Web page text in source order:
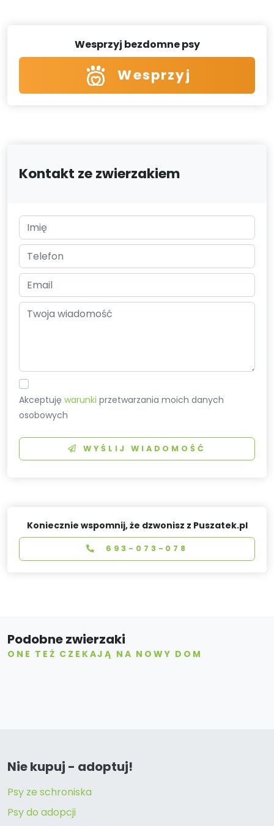
Wesprzyj bezdomne psy
Wesprzyj
Kontakt ze zwierzakiem
Akceptujęwarunki przetwarzania moich danych
osobowych
WYŚLIJ WIADOMOŚĆ
Koniecznie wspomnij, że dzwonisz z Puszatek.pl
693-073-078
Podobne zwierzaki
ONE TEŻ CZEKAJĄ NA NOWY DOM
Nie kupuj - adoptuj!
Psy ze schroniska
Psy do adopcji